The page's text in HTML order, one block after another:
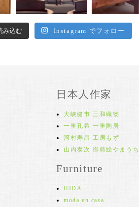
み込む Instagram でフォロー
日本人作家
大峡健市 三和織物
一重孔希 一重陶房
河村寿昌 工房もず
山内泰次 御蒔絵やまうち
Furniture
HIDA
moda en casa